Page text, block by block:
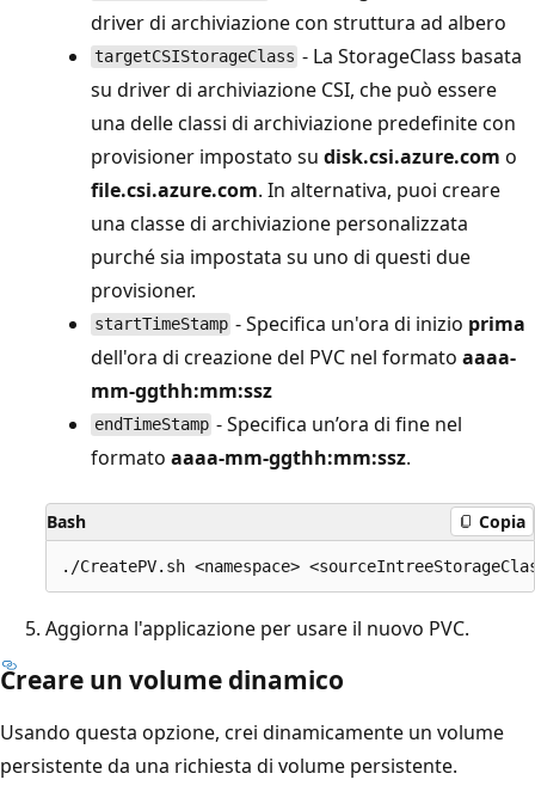
driver di archiviazione con struttura ad albero
targetCSIStorageClass - La StorageClass basata
su driver di archiviazione CSI, che può essere
una delle classi di archiviazione predefinite con
provisioner impostato su disk.csi.azure.com o
file.csi.azure.com. In alternativa, puoi creare
una classe di archiviazione personalizzata
purché sia impostata su uno di questi due
provisioner.
startTimeStamp - Specifica un'ora di inizio prima
dell'ora di creazione del PVC nel formato aaaa-
mm-ggthh:mm:ssz
endTimeStamp - Specifica un’ora di fine nel
formato aaaa-mm-ggthh:mm:ssz.
Bash Copia
Aggiorna l'applicazione per usare il nuovo PVC.
Creare un volume dinamico
Usando questa opzione, crei dinamicamente un volume
persistente da una richiesta di volume persistente.